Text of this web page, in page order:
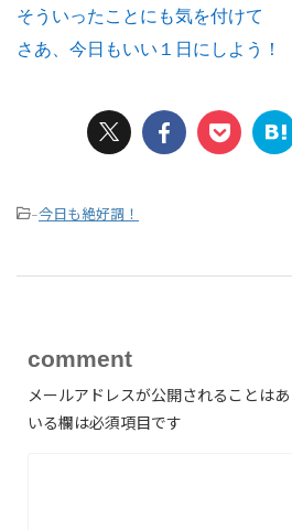
そういったことにも気を付けて
さあ、今日もいい１日にしよう！
-今日も絶好調！
comment
メールアドレスが公開されることはあ
いる欄は必須項目です